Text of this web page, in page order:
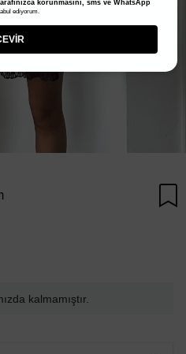
kalmamıştır.
korunmasını, sms ve WhatsApp
ediyorum.